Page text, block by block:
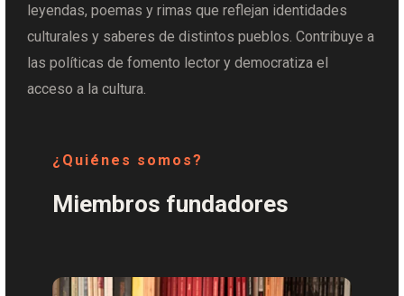
leyendas, poemas y rimas que reflejan identidades
culturales y saberes de distintos pueblos. Contribuye a
las políticas de fomento lector y democratiza el
acceso a la cultura.
¿Quiénes somos?
Miembros fundadores